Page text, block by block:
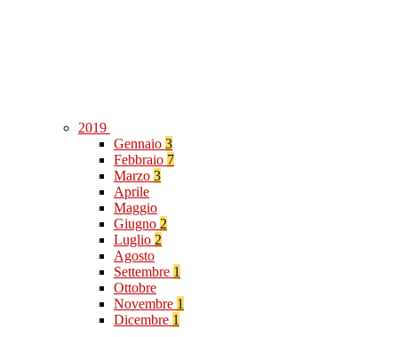
2019
Gennaio 3
Febbraio 7
Marzo 3
Aprile
Maggio
Giugno 2
Luglio 2
Agosto
Settembre 1
Ottobre
Novembre 1
Dicembre 1